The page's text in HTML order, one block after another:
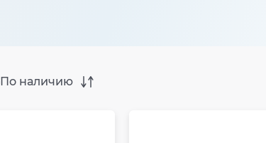
По наличию